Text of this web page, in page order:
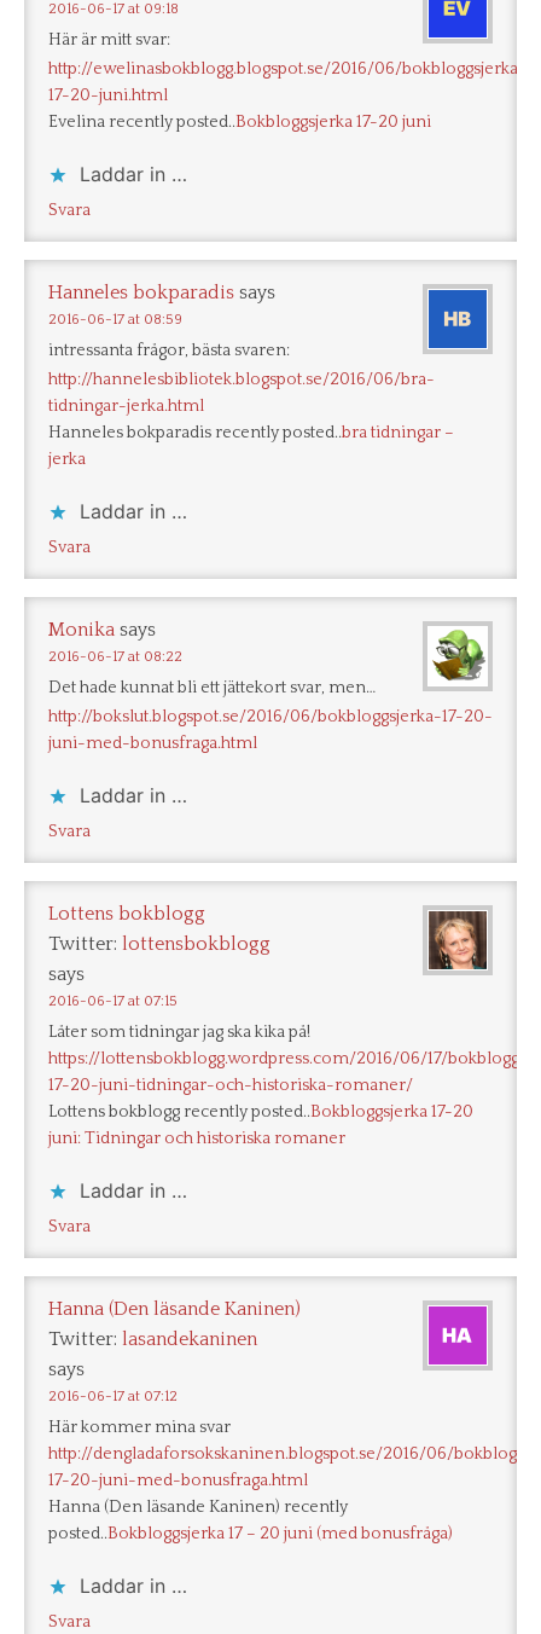
2016-06-17 at 09:18
Här är mitt svar:
http://ewelinasbokblogg.blogspot.se/2016/06/bokbloggsjerka-
17-20-juni.html
Evelina recently posted..Bokbloggsjerka 17-20 juni
Laddar in …
Svara
Hanneles bokparadis says
2016-06-17 at 08:59
intressanta frågor, bästa svaren:
http://hannelesbibliotek.blogspot.se/2016/06/bra-
tidningar-jerka.html
Hanneles bokparadis recently posted..bra tidningar –
jerka
Laddar in …
Svara
Monika says
2016-06-17 at 08:22
Det hade kunnat bli ett jättekort svar, men…
http://bokslut.blogspot.se/2016/06/bokbloggsjerka-17-20-
juni-med-bonusfraga.html
Laddar in …
Svara
Lottens bokblogg
Twitter: lottensbokblogg
says
2016-06-17 at 07:15
Låter som tidningar jag ska kika på!
https://lottensbokblogg.wordpress.com/2016/06/17/
17-20-juni-tidningar-och-historiska-romaner/
Lottens bokblogg recently posted..Bokbloggsjerka 17-20
juni: Tidningar och historiska romaner
Laddar in …
Svara
Hanna (Den läsande Kaninen)
Twitter: lasandekaninen
says
2016-06-17 at 07:12
Här kommer mina svar
http://dengladaforsokskaninen.blogspot.se/2016/06/
17-20-juni-med-bonusfraga.html
Hanna (Den läsande Kaninen) recently
posted..Bokbloggsjerka 17 – 20 juni (med bonusfråga)
Laddar in …
Svara